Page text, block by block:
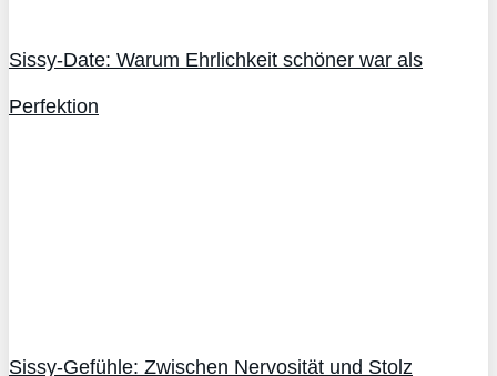
Sissy-Date: Warum Ehrlichkeit schöner war als
Perfektion
Sissy-Gefühle: Zwischen Nervosität und Stolz